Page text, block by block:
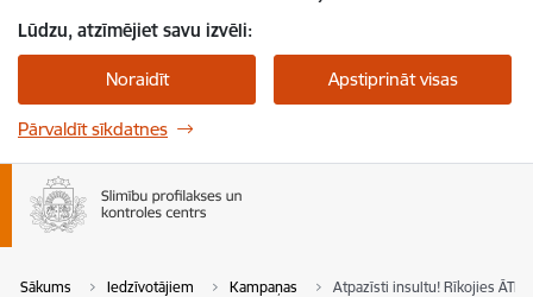
Lūdzu, atzīmējiet savu izvēli:
Noraidīt Apstiprināt visas
Pārvaldīt sīkdatnes
Sākums Iedzīvotājiem Kampaņas Atpazīsti insultu! Rīkojies ĀTRI!